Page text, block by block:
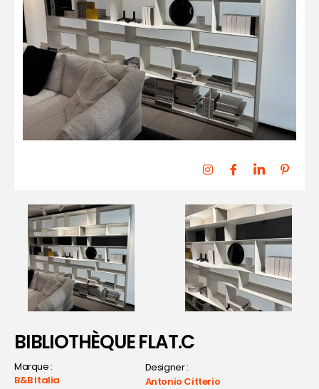
BIBLIOTHÈQUE FLAT.C
Marque :
B&B Italia
Designer :
Antonio Citterio